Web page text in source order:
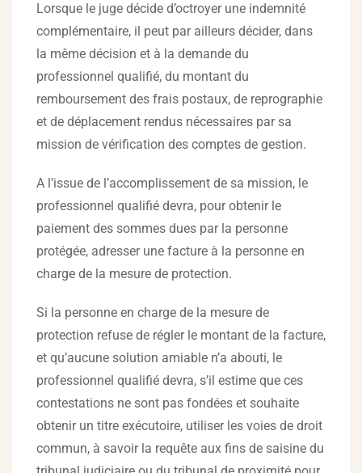
Lorsque le juge décide d’octroyer une indemnité
complémentaire, il peut par ailleurs décider, dans
la même décision et à la demande du
professionnel qualifié, du montant du
remboursement des frais postaux, de reprographie
et de déplacement rendus nécessaires par sa
mission de vérification des comptes de gestion.
A l’issue de l’accomplissement de sa mission, le
professionnel qualifié devra, pour obtenir le
paiement des sommes dues par la personne
protégée, adresser une facture à la personne en
charge de la mesure de protection.
Si la personne en charge de la mesure de
protection refuse de régler le montant de la facture,
et qu’aucune solution amiable n’a abouti, le
professionnel qualifié devra, s’il estime que ces
contestations ne sont pas fondées et souhaite
obtenir un titre exécutoire, utiliser les voies de droit
commun, à savoir la requête aux fins de saisine du